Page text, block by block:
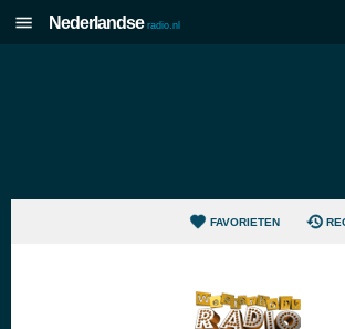
Nederlandse radio.nl
FAVORIETEN